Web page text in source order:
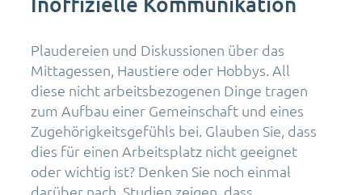
Plaudereien und Diskussionen über das
Mittagessen, Haustiere oder Hobbys. All
diese nicht arbeitsbezogenen Dinge tragen
zum Aufbau einer Gemeinschaft und eines
Zugehörigkeitsgefühls bei. Glauben Sie, dass
dies für einen Arbeitsplatz nicht geeignet
oder wichtig ist? Denken Sie noch einmal